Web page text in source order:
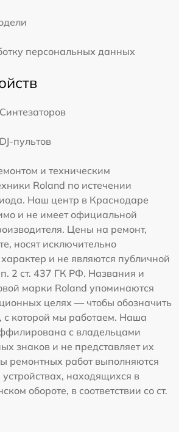
персональных данных
Синтезаторов
DJ-пультов
и техническим
Roland по истечении
Наш центр в Краснодаре
и не имеет официальной
Цены на ремонт,
носят исключительно
и не являются публичной
2 ст. 437 ГК РФ. Названия и
марки Roland упоминаются
целях — чтобы обозначить
с которой мы работаем. Наша
с владельцами
знаков и не представляет их
ремонтных работ выполняются
находящихся в
обороте, в соответствии со ст.